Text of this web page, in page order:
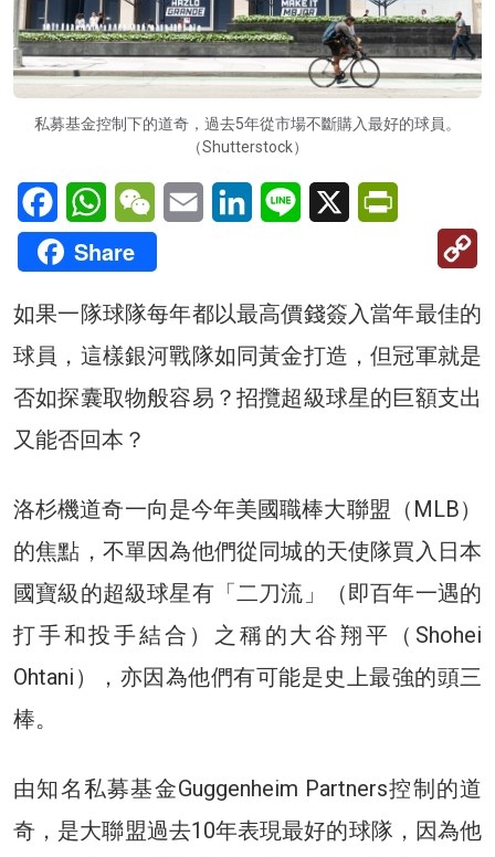
私募基金控制下的道奇，過去5年從市場不斷購入最好的球員。
（Shutterstock）
FacebookWhatsAppWeChatEmail LinkedInLine X
Share
如果一隊球隊每年都以最高價錢簽入當年最佳的
球員，這樣銀河戰隊如同黃金打造，但冠軍就是
否如探囊取物般容易？招攬超級球星的巨額支出
又能否回本？
洛杉機道奇一向是今年美國職棒大聯盟（MLB）
的焦點，不單因為他們從同城的天使隊買入日本
國寶級的超級球星有「二刀流」（即百年一遇的
打手和投手結合）之稱的大谷翔平（Shohei
Ohtani），亦因為他們有可能是史上最強的頭三
棒。
由知名私募基金Guggenheim Partners控制的道
奇，是大聯盟過去10年表現最好的球隊，因為他